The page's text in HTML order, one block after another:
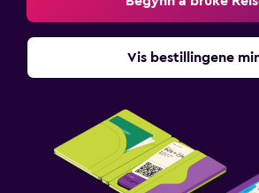
Vis bestillingene